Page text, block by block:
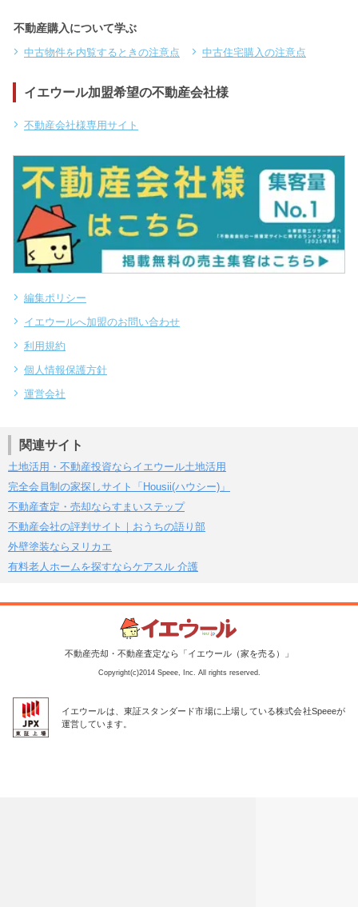
不動産購入について学ぶ
中古物件を内覧するときの注意点 中古住宅購入の注意点
イエウール加盟希望の不動産会社様
不動産会社様専用サイト
編集ポリシー
イエウールへ加盟のお問い合わせ
利用規約
個人情報保護方針
運営会社
関連サイト
土地活用・不動産投資ならイエウール土地活用
完全会員制の家探しサイト「Housii(ハウシー)」
不動産査定・売却ならすまいステップ
不動産会社の評判サイト｜おうちの語り部
外壁塗装ならヌリカエ
有料老人ホームを探すならケアスル 介護
不動産売却・不動産査定なら「イエウール（家を売る）」
Copyright(c)2014 Speee, Inc. All rights reserved.
イエウールは、東証スタンダード市場に上場している株式会社Speeeが
運営しています。